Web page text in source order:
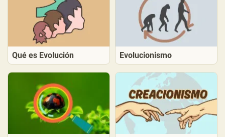
Qué es Evolución Evolucionismo